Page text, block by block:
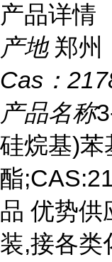
产品详情
产地 郑州
Cas：
产品名称
硅烷基)苯
酯
品 优势供
装,接各类